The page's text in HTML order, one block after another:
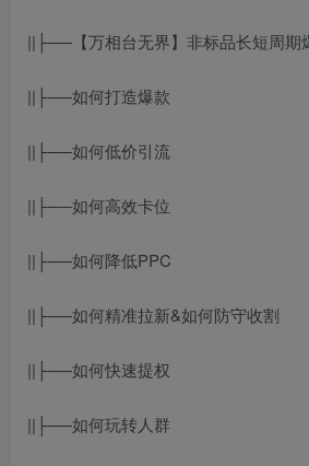
||├──【万相台无界】非标品长短周期
||├──如何打造爆款
||├──如何低价引流
||├──如何高效卡位
||├──如何降低PPC
||├──如何精准拉新&如何防守收割
||├──如何快速提权
||├──如何玩转人群